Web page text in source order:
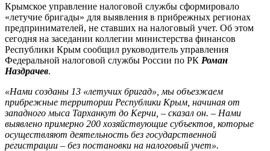
Крымское управление налоговой службы сформировало
«летучие бригады» для выявления в прибрежных регионах
предпринимателей, не ставших на налоговый учет. Об этом
сегодня на заседании коллегии министерства финансов
Республики Крым сообщил руководитель управления
Федеральной налоговой службы России по РК Роман
Наздрачев.
«Нами созданы 13 «летучих бригад», мы объезжаем
прибрежные территории Республики Крым, начиная от
западного мыса Тарханкут до Керчи, – сказал он. – Нами
выявлено примерно 200 хозяйствующие субъектов, которые
осуществляют деятельность без государственной
регистрации – без постановки на налоговый учет».